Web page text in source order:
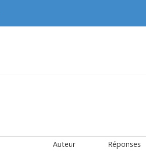
Auteur Réponses